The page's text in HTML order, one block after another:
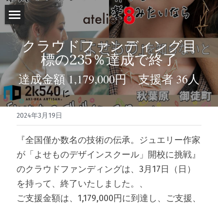
HOME
NEWS
atelier8
取組
OEM
OEM製品の実績
ご依頼の流れ
「よせもの」とは
クラウドファンディング目
標の235％達成で終了
達成金額 1,179,000円　支援者 36人
2024年3月19日
『全国僅か数名の技術の伝承。ジュエリー作家
が「よせものデザインスクール」開校に挑戦』
のクラウドファンディングは、3月17日（日）
を持って、終了いたしました。、
ご支援金額は、1,179,000円に到達し、ご支援、